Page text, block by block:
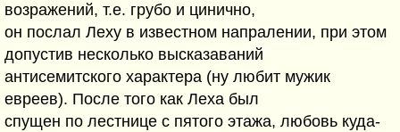
возражений, т.е. грубо и цинично,
он послал Леху в известном напралении, при этом
допустив несколько высказаваний
антисемитского характера (ну любит мужик
евреев). После того как Леха был
спущен по лестнице с пятого этажа, любовь куда-